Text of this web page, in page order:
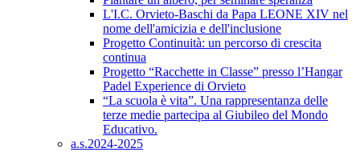
L'I.C. Orvieto-Baschi da Papa LEONE XIV nel
nome dell'amicizia e dell'inclusione
Progetto Continuità: un percorso di crescita
continua
Progetto “Racchette in Classe” presso l’Hangar
Padel Experience di Orvieto
“La scuola è vita”. Una rappresentanza delle
terze medie partecipa al Giubileo del Mondo
Educativo.
a.s.2024-2025